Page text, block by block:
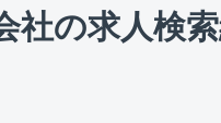
社の求人検